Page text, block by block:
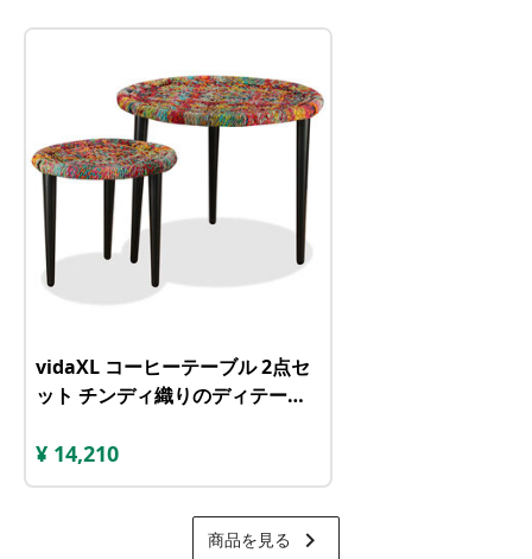
vidaXL コーヒーテーブル 2点セ
ット チンディ織りのディテール
¥ 14,210
商品を見る keyboard_arrow_right